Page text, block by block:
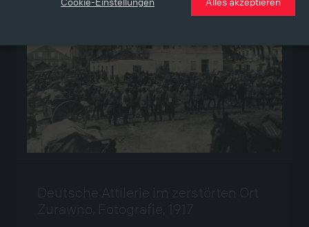
Deutsche Attilerie im zerstörten Ort
Zurawno, Fotografie, 1917